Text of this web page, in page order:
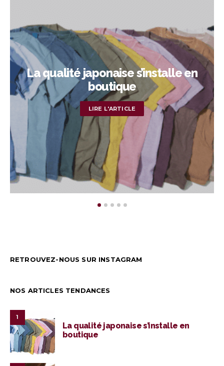
La qualité japonaise s’installe en
boutique
LIRE L'ARTICLE
RETROUVEZ-NOUS SUR INSTAGRAM
NOS ARTICLES TENDANCES
1
La qualité japonaise s’installe en
boutique